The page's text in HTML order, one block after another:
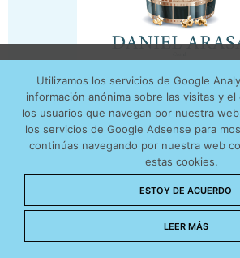
Utilizamos los servicios de Google
información anónima sobre las visitas y
los usuarios que navegan por nuestra
los servicios de Google Adsense para
continúas navegando por nuestra web
estas cookies.
ESTOY DE ACUERDO
LEER MÁS
tráfico web que recibimos y conocer
más os interesan. Puede cambiar las
obtener más información sobre las
utilizamos en nuestra Política de
Aceptar cookies
No permitir